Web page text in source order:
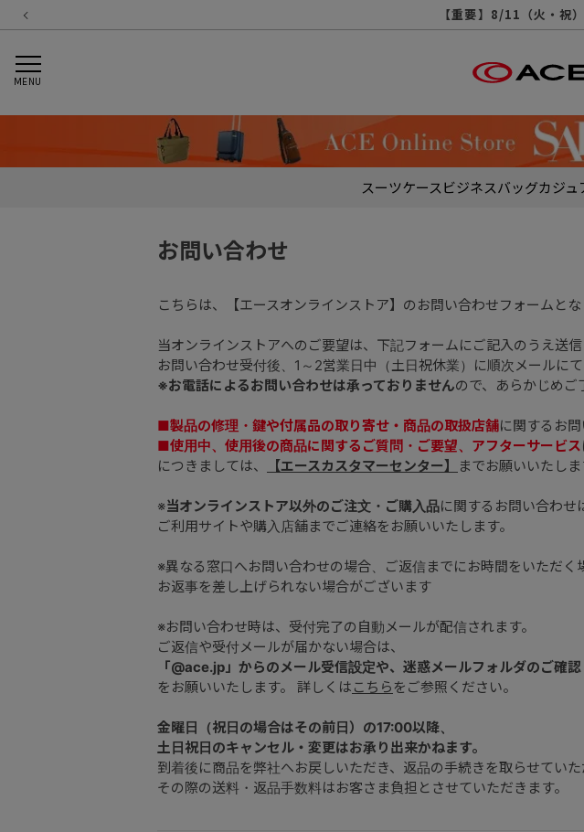
【重要】8/11（火・祝
【重要】令和８年熊
【重要】納品書・領収
【重要】天候不良や交通状
【重要】悪質
【重要】各種メー
【重要】お問
【重要】SNSのな
MENU
スーツケースビジネスバッグカジュ
お問い合わせ
こちらは、【エースオンラインストア】のお問い合わせフォームとな
当オンラインストアへのご要望は、下記フォームにご記入のうえ送信
お問い合わせ受付後、1～2営業日中（土日祝休業）に順次メールに
※お電話によるお問い合わせは承っておりませんので、あらかじめご
■製品の修理・鍵や付属品の取り寄せ・商品の取扱店舗に関するお
■使用中、使用後の商品に関するご質問・ご要望、アフターサービス
につきましては、
【エースカスタマーセンター】 までお願いいたしま
※当オンラインストア以外のご注文・ご購入品に関するお問い合わせ
ご利用サイトや購入店舗までご連絡をお願いいたします。
※異なる窓口へお問い合わせの場合、ご返信までにお時間をいただく
お返事を差し上げられない場合がございます
※お問い合わせ時は、受付完了の自動メールが配信されます。
ご返信や受付メールが届かない場合は、
「@ace.jp」からのメール受信設定や、迷惑メールフォルダのご確認
をお願いいたします。 詳しくは こちら をご参照ください。
金曜日（祝日の場合はその前日）の17:00以降、
土日祝日のキャンセル・変更はお承り出来かねます。
到着後に商品を弊社へお戻しいただき、返品の手続きを取らせてい
その際の送料・返品手数料はお客さま負担とさせていただきます。